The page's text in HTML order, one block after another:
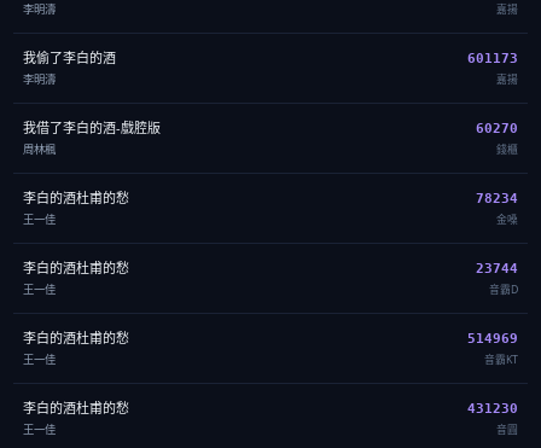
李明濤 嘉揚
我偷了李白的酒
李明濤
601173
嘉揚
我借了李白的酒-戲腔版
周林楓
60270
錢櫃
李白的酒杜甫的愁
王一佳
78234
金嗓
李白的酒杜甫的愁
王一佳
23744
音霸D
李白的酒杜甫的愁
王一佳
514969
音霸KT
李白的酒杜甫的愁
王一佳
431230
音圓